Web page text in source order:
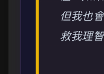
但我也
救我理